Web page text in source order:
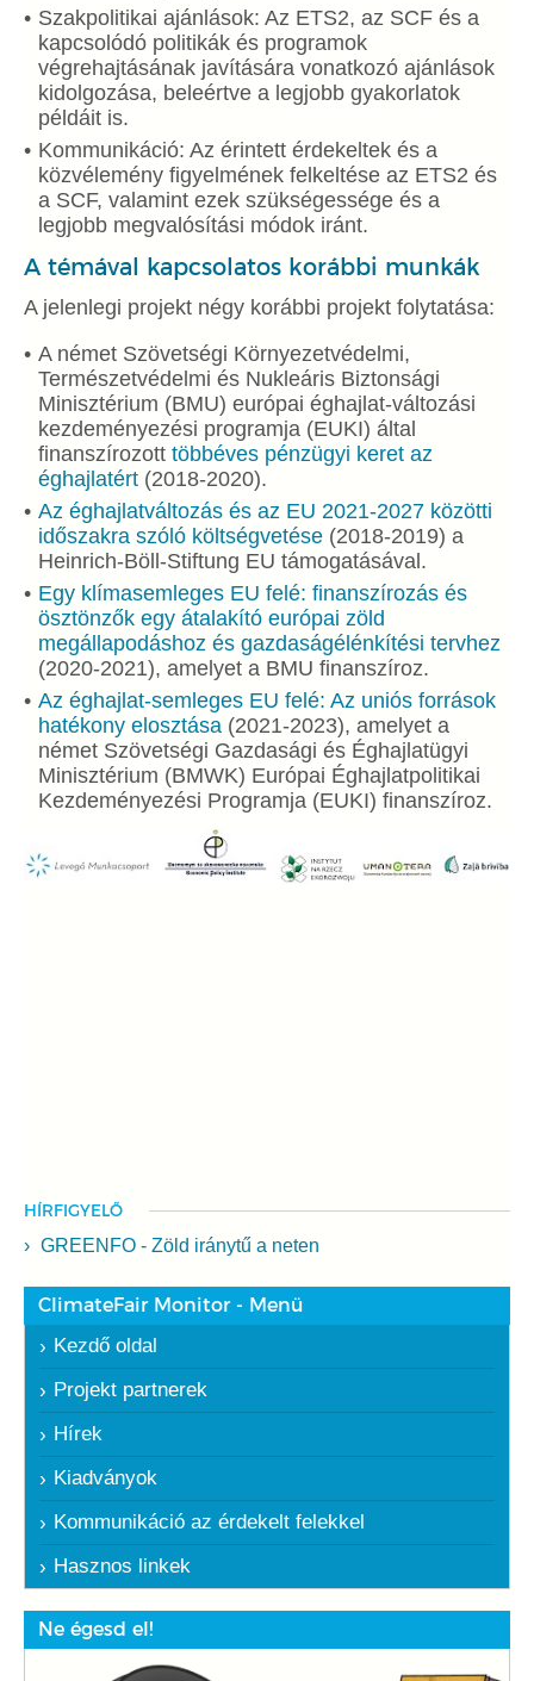
Szakpolitikai ajánlások: Az ETS2, az SCF és a
kapcsolódó politikák és programok
végrehajtásának javítására vonatkozó ajánlások
kidolgozása, beleértve a legjobb gyakorlatok
példáit is.
Kommunikáció: Az érintett érdekeltek és a
közvélemény figyelmének felkeltése az ETS2 és
a SCF, valamint ezek szükségessége és a
legjobb megvalósítási módok iránt.
A témával kapcsolatos korábbi munkák
A jelenlegi projekt négy korábbi projekt folytatása:
A német Szövetségi Környezetvédelmi,
Természetvédelmi és Nukleáris Biztonsági
Minisztérium (BMU) európai éghajlat-változási
kezdeményezési programja (EUKI) által
finanszírozott többéves pénzügyi keret az
éghajlatért (2018-2020).
Az éghajlatváltozás és az EU 2021-2027 közötti
időszakra szóló költségvetése (2018-2019) a
Heinrich-Böll-Stiftung EU támogatásával.
Egy klímasemleges EU felé: finanszírozás és
ösztönzők egy átalakító európai zöld
megállapodáshoz és gazdaságélénkítési tervhez
(2020-2021), amelyet a BMU finanszíroz.
Az éghajlat-semleges EU felé: Az uniós források
hatékony elosztása (2021-2023), amelyet a
német Szövetségi Gazdasági és Éghajlatügyi
Minisztérium (BMWK) Európai Éghajlatpolitikai
Kezdeményezési Programja (EUKI) finanszíroz.
HÍRFIGYELŐ
GREENFO - Zöld iránytű a neten
ClimateFair Monitor - Menü
Kezdő oldal
Projekt partnerek
Hírek
Kiadványok
Kommunikáció az érdekelt felekkel
Hasznos linkek
Ne égesd el!